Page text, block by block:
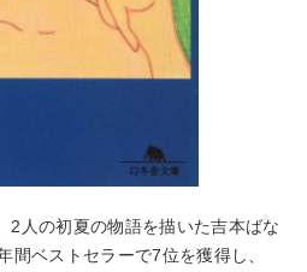
2人の初夏の物語を描いた吉本ばな
間ベストセラーで7位を獲得し、